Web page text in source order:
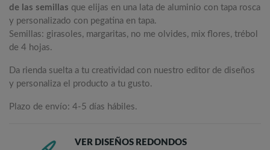
de las semillas que elijas en una lata de aluminio con tapa rosca
y personalizado con pegatina en tapa.
Semillas: girasoles, margaritas, no me olvides, mix flores, trébol
de 4 hojas.
Da rienda suelta a tu creatividad con nuestro editor de diseños
y personaliza el producto a tu gusto.
Plazo de envío: 4-5 días hábiles.
VER DISEÑOS REDONDOS